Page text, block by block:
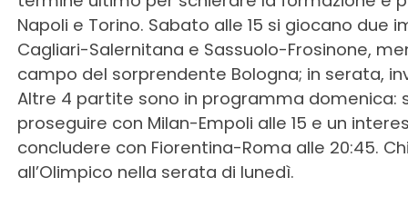
Napoli e Torino. Sabato alle 15 si giocano
Cagliari-Salernitana e Sassuolo-Frosinone,
campo del sorprendente Bologna; in serata,
Altre 4 partite sono in programma domenica:
proseguire con Milan-Empoli alle 15 e un
concludere con Fiorentina-Roma alle 20:45.
all’Olimpico nella serata di lunedì.